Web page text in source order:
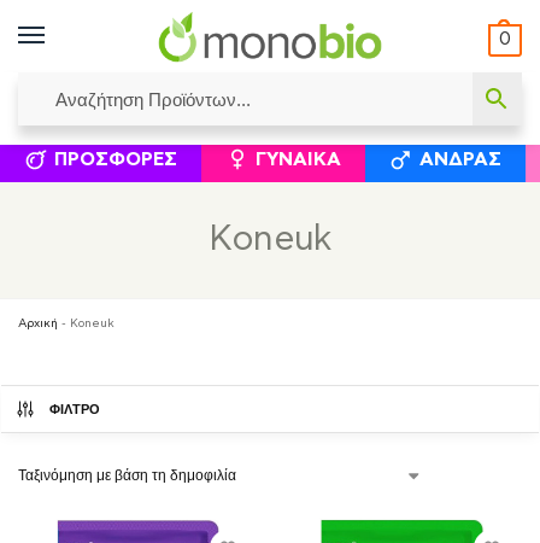
0
ΙΣΟΛΟΓΙΣΜΟΊ ΕΛΕΆΝΝΑ ΧΡΙΣΤΙΝΆΚΗ ΕΠΙΚΟΙΝΩΝΊΑ
ΣΥΜΠΛΗΡΏΜΑΤΑ ΔΙΑΤΡΟΦΉΣ ΦΥΣΙΚΆ
ΠΡΟΣΦΟΡΈΣ ΓΥΝΑΊΚΑ ΆΝΔΡΑΣ
Koneuk
Αρχική - Koneuk
ΦΙΛΤΡΟ